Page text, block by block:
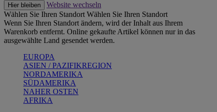
Hier bleiben
Website wechseln
Wählen Sie Ihren Standort Wählen Sie Ihren Standort
Wenn Sie Ihren Standort ändern, wird der Inhalt aus Ihrem
Warenkorb entfernt. Online gekaufte Artikel können nur in das
ausgewählte Land gesendet werden.
EUROPA
ASIEN / PAZIFIKREGION
NORDAMERIKA
SÜDAMERIKA
NAHER OSTEN
AFRIKA